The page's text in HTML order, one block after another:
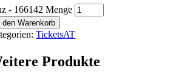
- 166142 Menge
den Warenkorb
TicketsAT
Produkte